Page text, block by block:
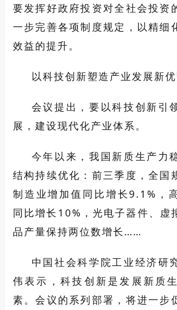
要发挥好政府投资对全社会投资
一步完善各项制度规定，以精细
效益的提升。
以科技创新塑造产业发展新
会议提出，要以科技创新引
展，建设现代化产业体系。
今年以来，我国新质生产力
结构持续优化：前三季度，全国
制造业增加值同比增长9.1%，
同比增长10%，光电子器件、虚
品产量保持两位数增长……
中国社会科学院工业经济研
伟表示，科技创新是发展新质
素。会议的系列部署，将进一步